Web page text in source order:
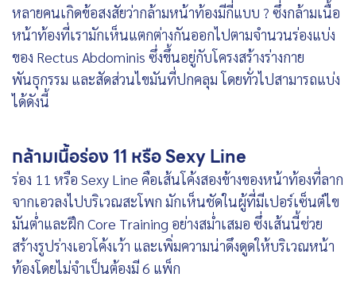
หลายคนเกิดข้อสงสัยว่ากล้ามหน้าท้องมีกี่แบบ ? ซึ่งกล้ามเนื้อ
หน้าท้องที่เรามักเห็นแตกต่างกันออกไปตามจำนวนร่องแบ่ง
ของ Rectus Abdominis ซึ่งขึ้นอยู่กับโครงสร้างร่างกาย
พันธุกรรม และสัดส่วนไขมันที่ปกคลุม โดยทั่วไปสามารถแบ่ง
ได้ดังนี้
กล้ามเนื้อร่อง 11 หรือ Sexy Line
ร่อง 11 หรือ Sexy Line คือเส้นโค้งสองข้างของหน้าท้องที่ลาก
จากเอวลงไปบริเวณสะโพก มักเห็นชัดในผู้ที่มีเปอร์เซ็นต์ไข
มันต่ำและฝึก Core Training อย่างสม่ำเสมอ ซึ่งเส้นนี้ช่วย
สร้างรูปร่างเอวโค้งเว้า และเพิ่มความน่าดึงดูดให้บริเวณหน้า
ท้องโดยไม่จำเป็นต้องมี 6 แพ็ก